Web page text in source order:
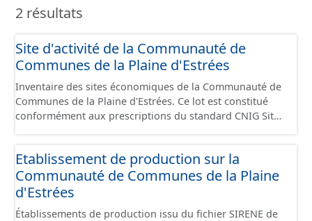
2 résultats
Site d'activité de la Communauté de
Communes de la Plaine d'Estrées
Inventaire des sites économiques de la Communauté de
Communes de la Plaine d'Estrées. Ce lot est constitué
conformément aux prescriptions du standard CNIG Sites
Etablissement de production sur la
Communauté de Communes de la Plaine
d'Estrées
Établissements de production issu du fichier SIRENE de